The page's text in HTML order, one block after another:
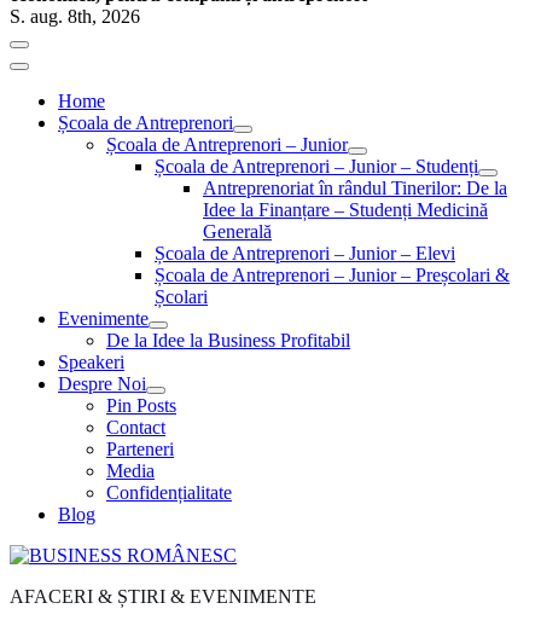
S. aug. 8th, 2026
Home
Școala de Antreprenori
Școala de Antreprenori – Junior
Școala de Antreprenori – Junior – Studenți
Antreprenoriat în rândul Tinerilor: De la
Idee la Finanțare – Studenți Medicină
Generală
Școala de Antreprenori – Junior – Elevi
Școala de Antreprenori – Junior – Preșcolari &
Școlari
Evenimente
De la Idee la Business Profitabil
Speakeri
Despre Noi
Pin Posts
Contact
Parteneri
Media
Confidențialitate
Blog
AFACERI & ȘTIRI & EVENIMENTE